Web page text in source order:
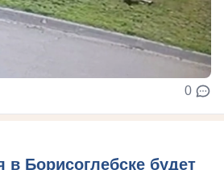
0
в Борисоглебске будет